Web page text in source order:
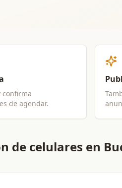
confirma
de agendar.
de celulares en